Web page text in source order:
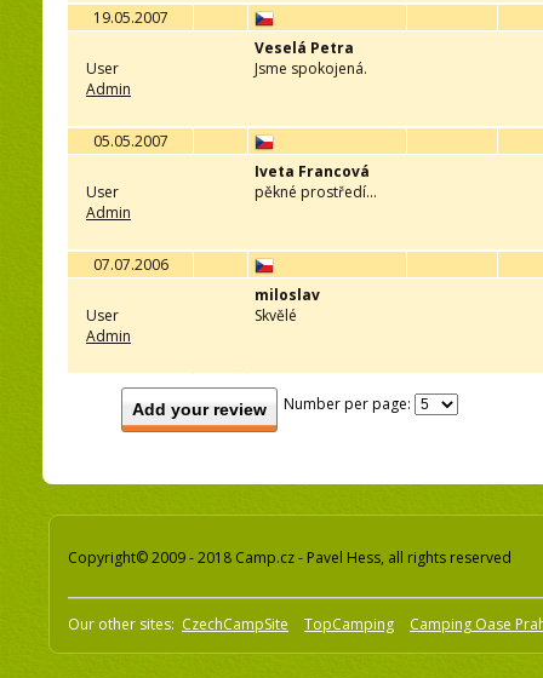
19.05.2007
User
Admin
Veselá Petra
Jsme spokojená.
05.05.2007
User
Admin
Iveta Francová
pěkné prostředí...
07.07.2006
User
Admin
miloslav
Skvělé
Add your review Number per page:
Copyright© 2009 - 2018 Camp.cz - Pavel Hess, all rights reserved
Our other sites: CzechCampSite TopCamping Camping Oase